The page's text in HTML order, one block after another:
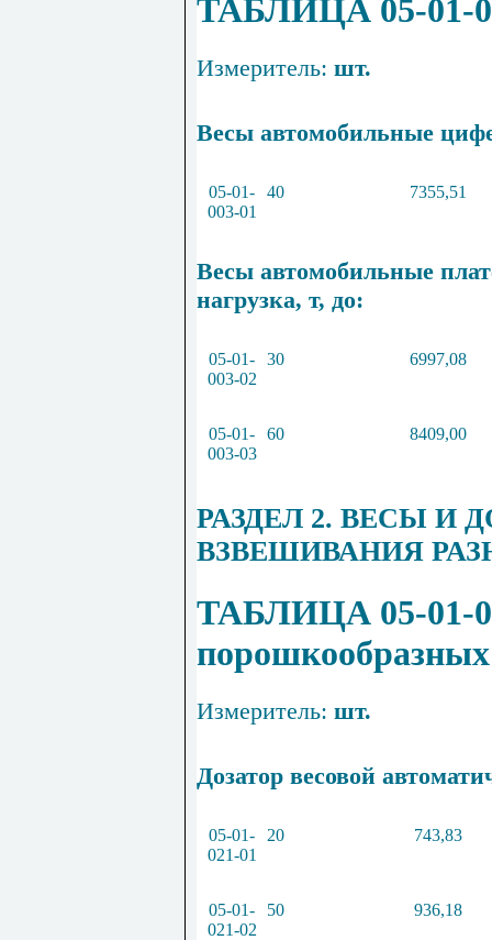
ТАБЛИЦА 05-01-
Измеритель: шт.
Весы автомобильные
05-01-
003-01
40 7355,51
Весы автомобильные
нагрузка, т, до:
05-01-
003-02
30 6997,08
05-01-
003-03
60 8409,00
РАЗДЕЛ 2. ВЕСЫ И
ВЗВЕШИВАНИЯ
ТАБЛИЦА 05-01-
Измеритель: шт.
Дозатор весовой
05-01-
021-01
20 743,83
05-01-
021-02
50 936,18